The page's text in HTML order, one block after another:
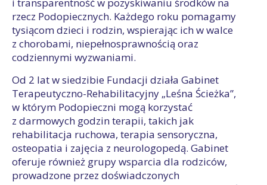
rzecz Podopiecznych. Każdego roku pomagamy
tysiącom dzieci i rodzin, wspierając ich w walce
z chorobami, niepełnosprawnością oraz
codziennymi wyzwaniami.
Od 2 lat w siedzibie Fundacji działa Gabinet
Terapeutyczno-Rehabilitacyjny „Leśna Ścieżka”,
w którym Podopieczni mogą korzystać
z darmowych godzin terapii, takich jak
rehabilitacja ruchowa, terapia sensoryczna,
osteopatia i zajęcia z neurologopedą. Gabinet
oferuje również grupy wsparcia dla rodziców,
prowadzone przez doświadczonych